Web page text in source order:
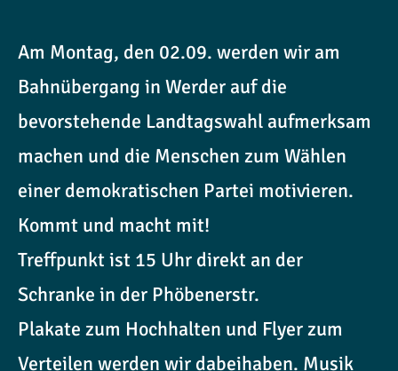
Am Montag, den 02.09. werden wir am
Bahnübergang in Werder auf die
bevorstehende Landtagswahl aufmerksam
machen und die Menschen zum Wählen
einer demokratischen Partei motivieren.
Kommt und macht mit!
Treffpunkt ist 15 Uhr direkt an der
Schranke in der Phöbenerstr.
Plakate zum Hochhalten und Flyer zum
Verteilen werden wir dabeihaben. Musik